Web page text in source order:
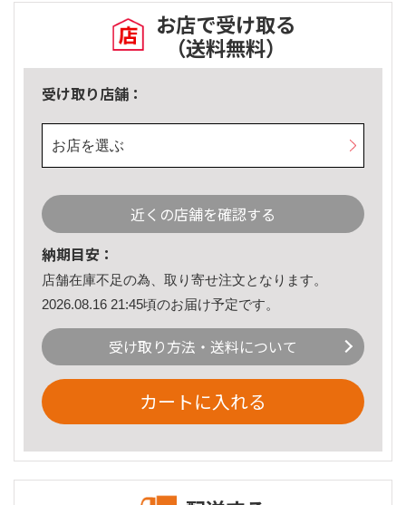
お店で受け取る
（送料無料）
受け取り店舗：
お店を選ぶ
近くの店舗を確認する
納期目安：
店舗在庫不足の為、取り寄せ注文となります。
2026.08.16 21:45頃のお届け予定です。
受け取り方法・送料について
カートに入れる